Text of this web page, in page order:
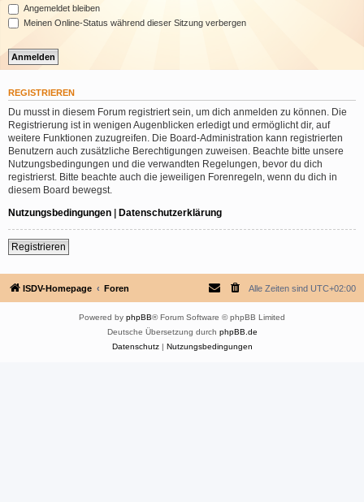
Angemeldet bleiben
Meinen Online-Status während dieser Sitzung verbergen
REGISTRIEREN
Du musst in diesem Forum registriert sein, um dich anmelden zu können. Die
Registrierung ist in wenigen Augenblicken erledigt und ermöglicht dir, auf
weitere Funktionen zuzugreifen. Die Board-Administration kann registrierten
Benutzern auch zusätzliche Berechtigungen zuweisen. Beachte bitte unsere
Nutzungsbedingungen und die verwandten Regelungen, bevor du dich
registrierst. Bitte beachte auch die jeweiligen Forenregeln, wenn du dich in
diesem Board bewegst.
Nutzungsbedingungen | Datenschutzerklärung
Registrieren
ISDV-Homepage Foren Alle Zeiten sind UTC+02:00
Powered by phpBB® Forum Software © phpBB Limited
Deutsche Übersetzung durch phpBB.de
Datenschutz| Nutzungsbedingungen